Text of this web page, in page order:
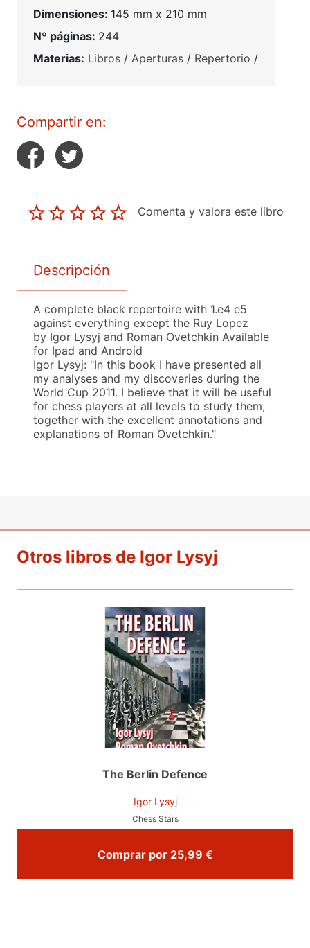
Dimensiones: 145 mm x 210 mm
Nº páginas: 244
Materias: Libros / Aperturas / Repertorio /
Compartir en:
Comenta y valora este libro
Descripción
A complete black repertoire with 1.e4 e5
against everything except the Ruy Lopez
by Igor Lysyj and Roman Ovetchkin Available
for Ipad and Android
Igor Lysyj: "In this book I have presented all
my analyses and my discoveries during the
World Cup 2011. I believe that it will be useful
for chess players at all levels to study them,
together with the excellent annotations and
explanations of Roman Ovetchkin."
Otros libros de Igor Lysyj
The Berlin Defence
Igor Lysyj
Chess Stars
Comprar por 25,99 €